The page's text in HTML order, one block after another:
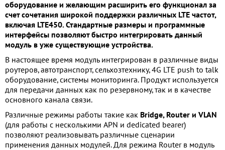
оборудование и желающим расширить его функционал за
счетсочетания широкой поддержки различных LTE частот,
включая LTE450. Стандартные размеры и программные
интерфейсы позволяют быстро интегрировать данный
модуль в уже существующие устройства.
В настоящее время модуль интегрирован в различные виды
роутеров, автотранспорт, сельхозтехнику, 4G LTE push to talk
оборудование, системы мониторинга. Продукт используется
для передачи данных как по резервному, так и в качестве
основного канала связи.
Различные режимы работы такие как Bridge, Router и VLAN
(для работы с несколькими APN и dedicated bearer)
позволяют реализовыватьразличные сценарии
применения данных модулей. Для режима Router в модуль